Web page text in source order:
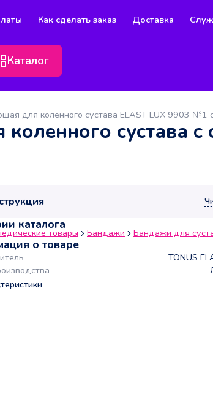
Как сделать заказ Доставка
Каталог
для коленного сустава ELAST LUX 9903 №1
сустава
каталога
товары Бандажи Бандажи для
о товаре
TONUS